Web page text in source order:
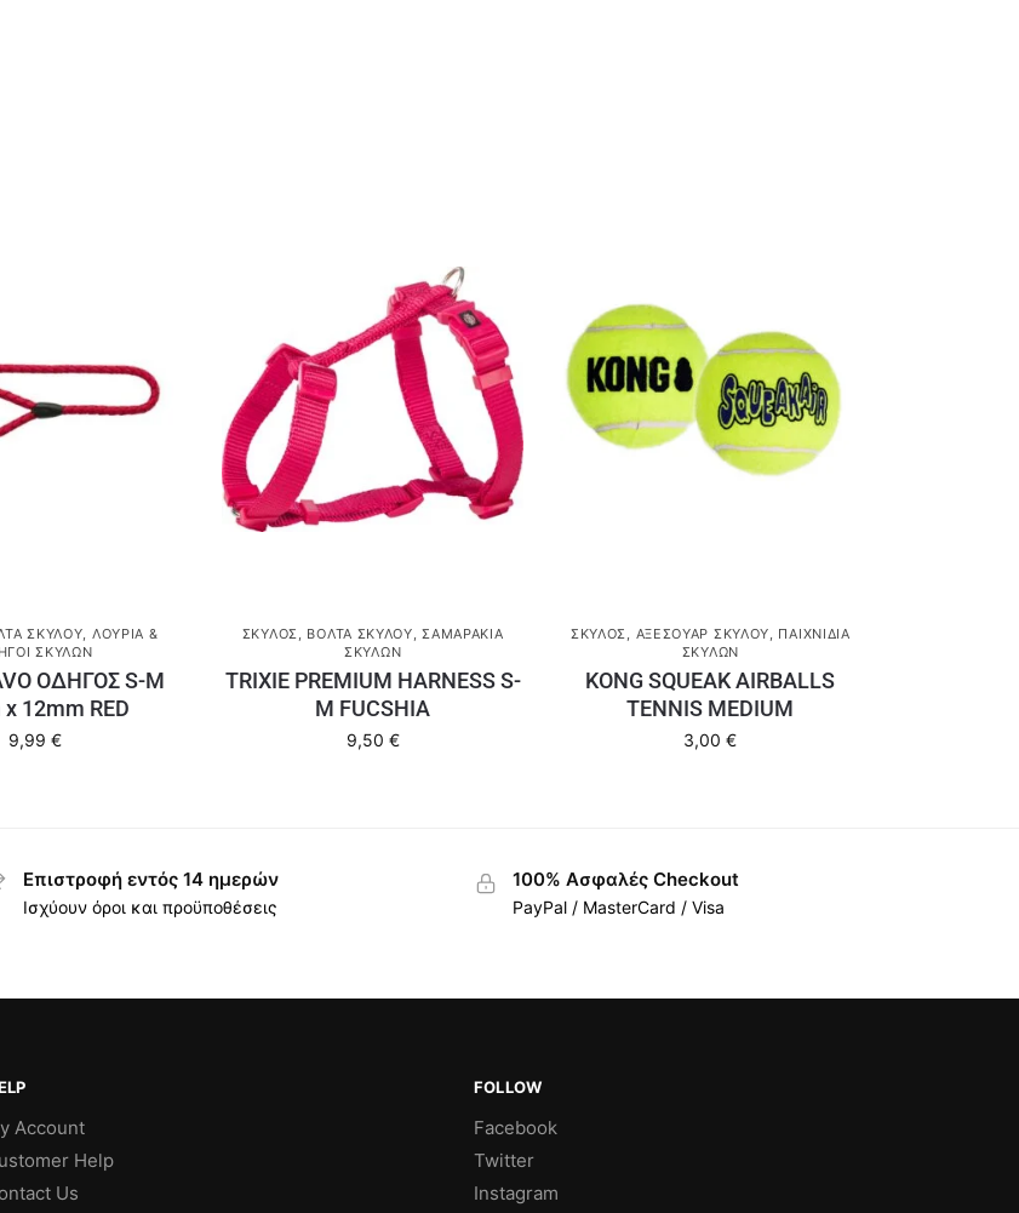
ΣΚΎΛΟΥ, ΛΟΥΡΙΆ &
ΣΚΎΛΩΝ
ΟΔΗΓΟΣ S-M
12mm RED
9,99 €
ΣΚΎΛΟΣ, ΒΌΛΤΑ ΣΚΎΛΟΥ,ΣΑΜΑΡΆΚΙΑ
ΣΚΎΛΩΝ
TRIXIE PREMIUM HARNESS S-
M FUCSHIA
9,50 €
ΣΚΎΛΟΣ, ΑΞΕΣΟΥΆΡ ΣΚΎΛΟΥ, ΠΑΙΧΝΊΔΙΑ
ΣΚΎΛΩΝ
KONG SQUEAK AIRBALLS
TENNIS MEDIUM
3,00€
Επιστροφή εντός 14 ημερών
Ισχύουν όροι και προϋποθέσεις
100% Ασφαλές Checkout
PayPal / MasterCard / Visa
Account
Help
Us
FOLLOW
Facebook
Twitter
Instagram